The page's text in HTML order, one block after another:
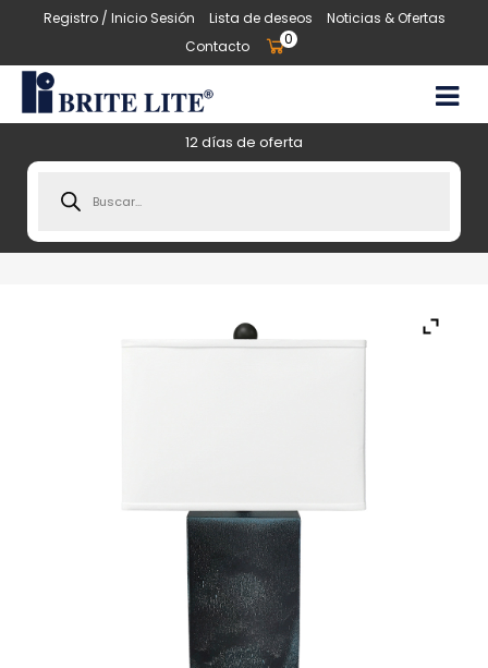
Registro / Inicio Sesión Lista de deseos
Noticias & Ofertas
Contacto
0
12 días de oferta
search